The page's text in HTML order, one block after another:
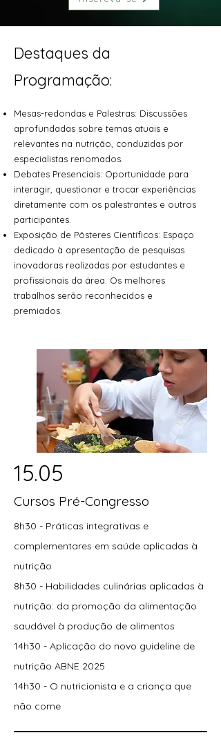
Destaques da
Programação:
Mesas-redondas e Palestras: Discussões
aprofundadas sobre temas atuais e
relevantes na nutrição, conduzidas por
especialistas renomados.
Debates Presenciais: Oportunidade para
interagir, questionar e trocar experiências
diretamente com os palestrantes e outros
participantes.
Exposição de Pôsteres Científicos: Espaço
dedicado à apresentação de pesquisas
inovadoras realizadas por estudantes e
profissionais da área. Os melhores
trabalhos serão reconhecidos e
premiados.
15.05
Cursos Pré-Congresso
8h30 - Práticas integrativas e
complementares em saúde aplicadas à
nutrição
8h30 - Habilidades culinárias aplicadas à
nutrição: da promoção da alimentação
saudável à produção de alimentos
14h30 - Aplicação do novo guideline de
nutrição ABNE 2025
14h30 - O nutricionista e a criança que
não come